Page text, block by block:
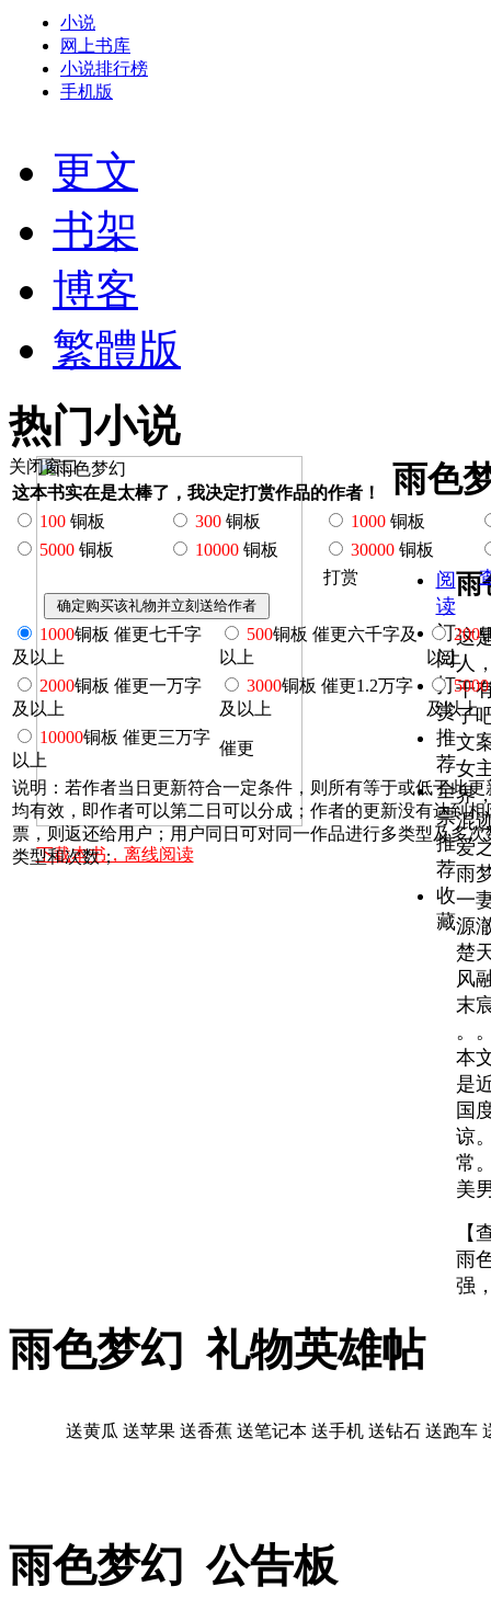
小说
网上书库
小说排行榜
手机版
更文
书架
博客
繁體版
热门小说
关闭窗口
这本书实在是太棒了，我决定打赏作品的作者！
100 铜板 300 铜板 1000 铜板
5000 铜板 10000 铜板 30000 铜板
打赏
1000铜板 催更七千字
及以上
500铜板 催更六千字及
以上
200
以上
2000铜板 催更一万字
及以上
3000铜板 催更1.2万字
及以上
5000
及以上
10000铜板 催更三万字
以上
催更
说明：若作者当日更新符合一定条件，则所有等于或低于此
均有效，即作者可以第二日可以分成；作者的更新没有达到
票，则返还给用户；用户同日可对同一作品进行多类型及多
类型和次数；
下载本书，离线阅读
雨色
阅
读
订
阅
打
赏
推
荐
全
票
推
荐
收
藏
雨
这
人
干
了
文
女
界
混
爱
雨
一
源
楚
风
末
。
本
是
国
谅
常
美
【
雨
强
雨色梦幻 礼物英雄帖
送黄瓜 送苹果 送香蕉 送笔记本 送手机 送钻石 送跑车
雨色梦幻 公告板